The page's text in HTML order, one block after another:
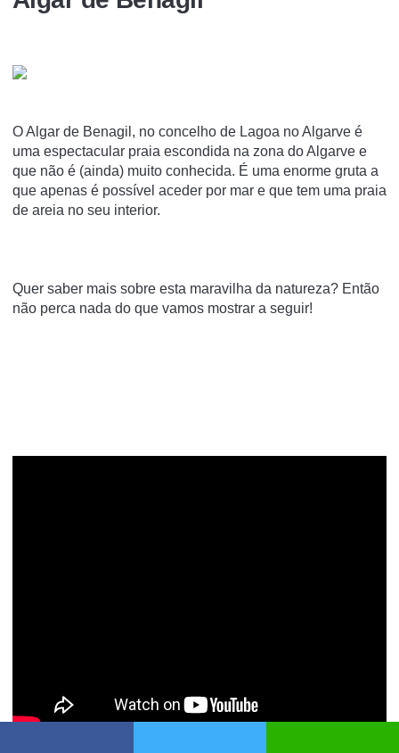
O Algar de Benagil, no concelho de Lagoa no Algarve é
uma espectacular praia escondida na zona do Algarve e
que não é (ainda) muito conhecida. É uma enorme gruta a
que apenas é possível aceder por mar e que tem uma praia
de areia no seu interior.
Quer saber mais sobre esta maravilha da natureza? Então
não perca nada do que vamos mostrar a seguir!